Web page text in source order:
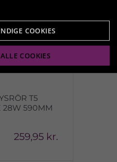
T5
28W 590MM
259,95 kr.
COOKIES
COOKIES